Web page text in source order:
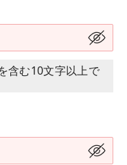
含む10文字以上で